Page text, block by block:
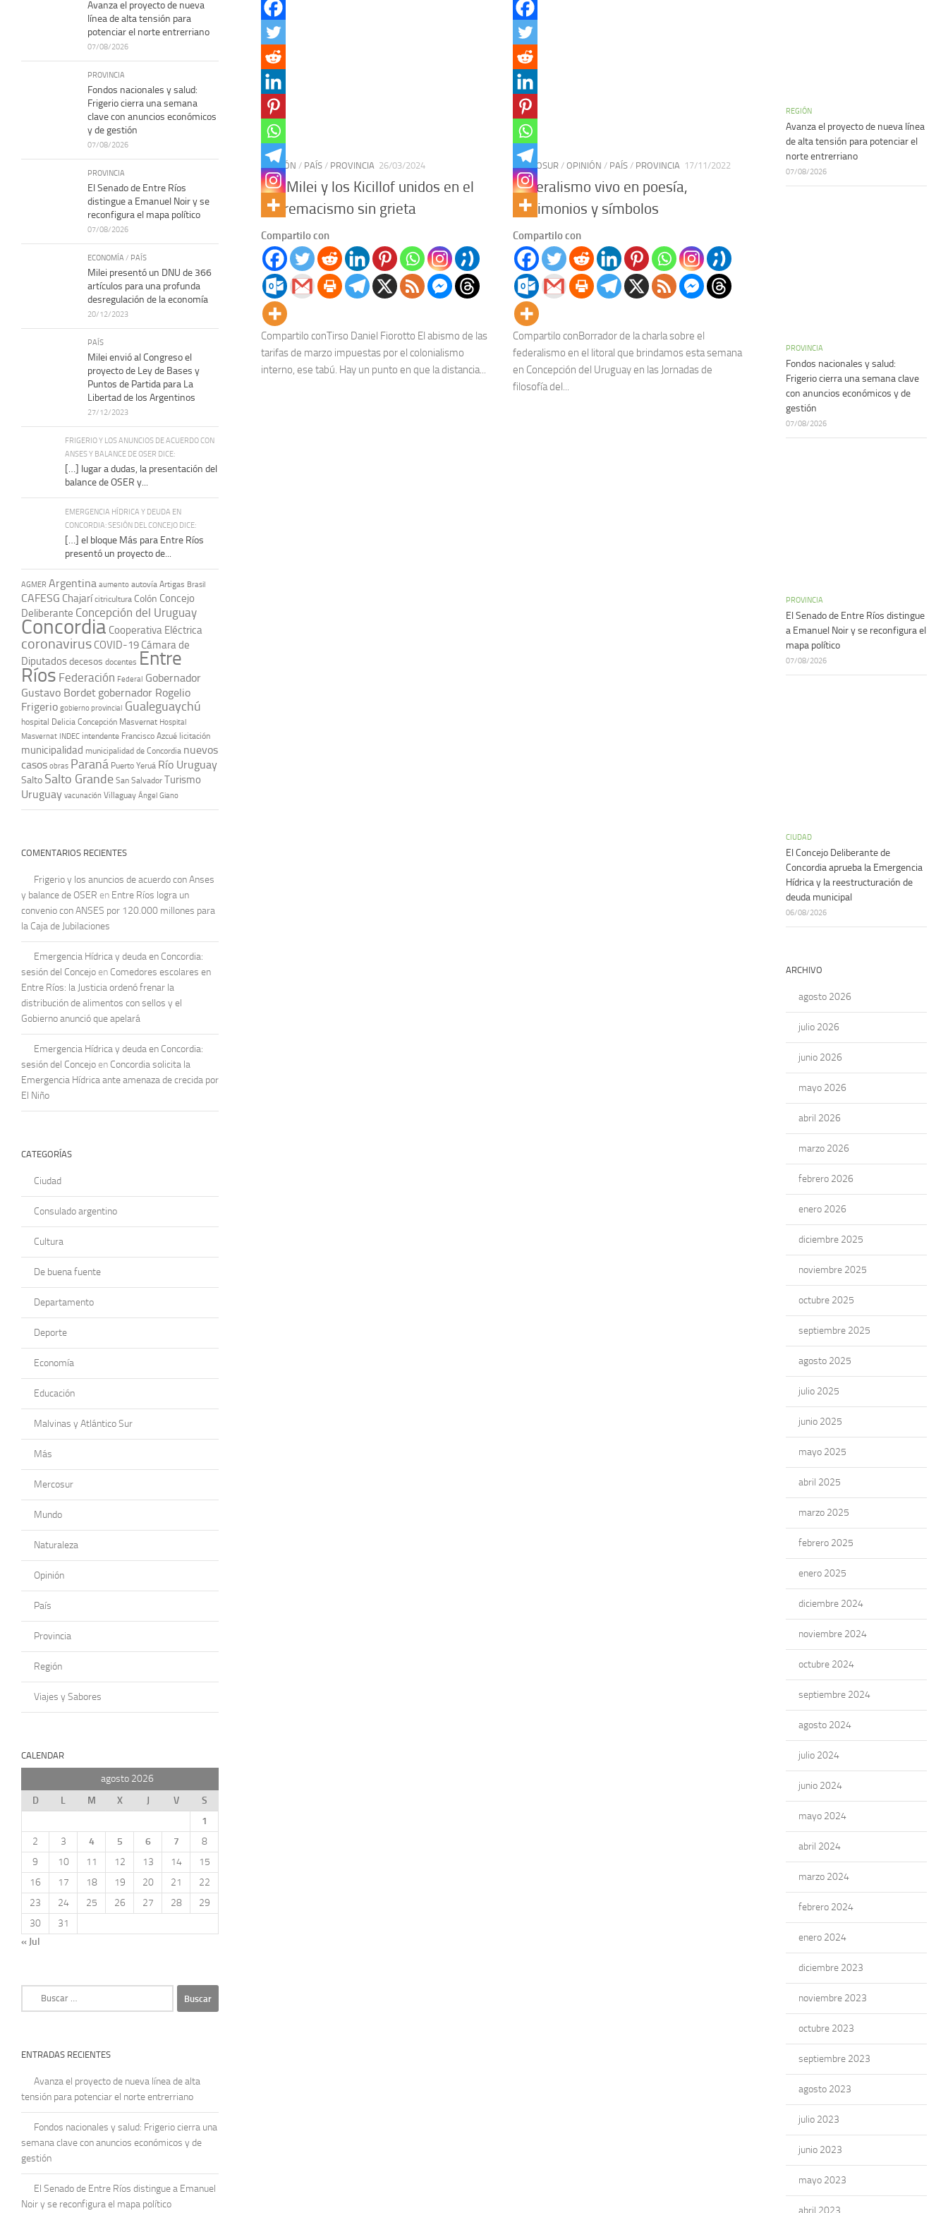
OPINIÓN / PAÍS / PROVINCIA 26/03/2024
Los Milei y los Kicillof unidos en el
supremacismo sin grieta
Compartilo con
Compartilo conTirso Daniel Fiorotto El abismo de las
tarifas de marzo impuestas por el colonialismo
interno, ese tabú. Hay un punto en que la distancia...
MERCOSUR / OPINIÓN / PAÍS / PROVINCIA 17/11/2022
Federalismo vivo en poesía,
testimonios y símbolos
Compartilo con
Compartilo conBorrador de la charla sobre el
federalismo en el litoral que brindamos esta semana
en Concepción del Uruguay en las Jornadas de
filosofía del...
Avanza el proyecto de nueva
línea de alta tensión para
potenciar el norte entrerriano
07/08/2026
PROVINCIA
Fondos nacionales y salud:
Frigerio cierra una semana
clave con anuncios económicos
y de gestión
07/08/2026
PROVINCIA
El Senado de Entre Ríos
distingue a Emanuel Noir y se
reconfigura el mapa político
07/08/2026
ECONOMÍA / PAÍS
Milei presentó un DNU de 366
artículos para una profunda
desregulación de la economía
20/12/2023
PAÍS
Milei envió al Congreso el
proyecto de Ley de Bases y
Puntos de Partida para La
Libertad de los Argentinos
27/12/2023
FRIGERIO Y LOS ANUNCIOS DE ACUERDO CON
ANSES Y BALANCE DE OSER DICE:
[…] lugar a dudas, la presentación del
balance de OSER y...
EMERGENCIA HÍDRICA Y DEUDA EN
CONCORDIA: SESIÓN DEL CONCEJO DICE:
[…] el bloque Más para Entre Ríos
presentó un proyecto de...
AGMER Argentina aumento autovía Artigas Brasil
CAFESG Chajarí citricultura Colón Concejo
Deliberante Concepción del Uruguay
Concordia Cooperativa Eléctrica
coronavirus COVID-19 Cámara de
Diputadosdecesos docentes Entre
Ríos Federación Federal Gobernador
Gustavo Bordet gobernador Rogelio
Frigerio gobierno provincial Gualeguaychú
hospital Delicia Concepción Masvernat Hospital
Masvernat INDEC intendente Francisco Azcué licitación
municipalidad municipalidad de Concordia nuevos
casos obras Paraná Puerto Yeruá Río Uruguay
Salto Salto Grande San Salvador Turismo
Uruguay vacunación Villaguay Ángel Giano
COMENTARIOS RECIENTES
Frigerio y los anuncios de acuerdo con Anses
y balance de OSER en Entre Ríos logra un
convenio con ANSES por 120.000 millones para
la Caja de Jubilaciones
Emergencia Hídrica y deuda en Concordia:
sesión del Concejo en Comedores escolares en
Entre Ríos: la Justicia ordenó frenar la
distribución de alimentos con sellos y el
Gobierno anunció que apelará
Emergencia Hídrica y deuda en Concordia:
sesión del Concejo en Concordia solicita la
Emergencia Hídrica ante amenaza de crecida por
El Niño
CATEGORÍAS
Ciudad
Consulado argentino
Cultura
De buena fuente
Departamento
Deporte
Economía
Educación
Malvinas y Atlántico Sur
Más
Mercosur
Mundo
Naturaleza
Opinión
País
Provincia
Región
Viajes y Sabores
CALENDAR
agosto 2026
D
L M X J V
S
1
2
3 4 5 6 7
8
9
10 11 12 13 14
15
16
17 18 19 20 21
22
23
24 25 26 27 28
29
30
31
« Jul
ENTRADAS RECIENTES
Avanza el proyecto de nueva línea de alta
tensión para potenciar el norte entrerriano
Fondos nacionales y salud: Frigerio cierra una
semana clave con anuncios económicos y de
gestión
El Senado de Entre Ríos distingue a Emanuel
Noir y se reconfigura el mapa político
REGIÓN
Avanza el proyecto de nueva línea
de alta tensión para potenciar el
norte entrerriano
07/08/2026
PROVINCIA
Fondos nacionales y salud:
Frigerio cierra una semana clave
con anuncios económicos y de
gestión
07/08/2026
PROVINCIA
El Senado de Entre Ríos distingue
a Emanuel Noir y se reconfigura el
mapa político
07/08/2026
CIUDAD
El Concejo Deliberante de
Concordia aprueba la Emergencia
Hídrica y la reestructuración de
deuda municipal
06/08/2026
ARCHIVO
agosto 2026
julio 2026
junio 2026
mayo 2026
abril 2026
marzo 2026
febrero 2026
enero 2026
diciembre 2025
noviembre 2025
octubre 2025
septiembre 2025
agosto 2025
julio 2025
junio 2025
mayo 2025
abril 2025
marzo 2025
febrero 2025
enero 2025
diciembre 2024
noviembre 2024
octubre 2024
septiembre 2024
agosto 2024
julio 2024
junio 2024
mayo 2024
abril 2024
marzo 2024
febrero 2024
enero 2024
diciembre 2023
noviembre 2023
octubre 2023
septiembre 2023
agosto 2023
julio 2023
junio 2023
mayo 2023
abril 2023